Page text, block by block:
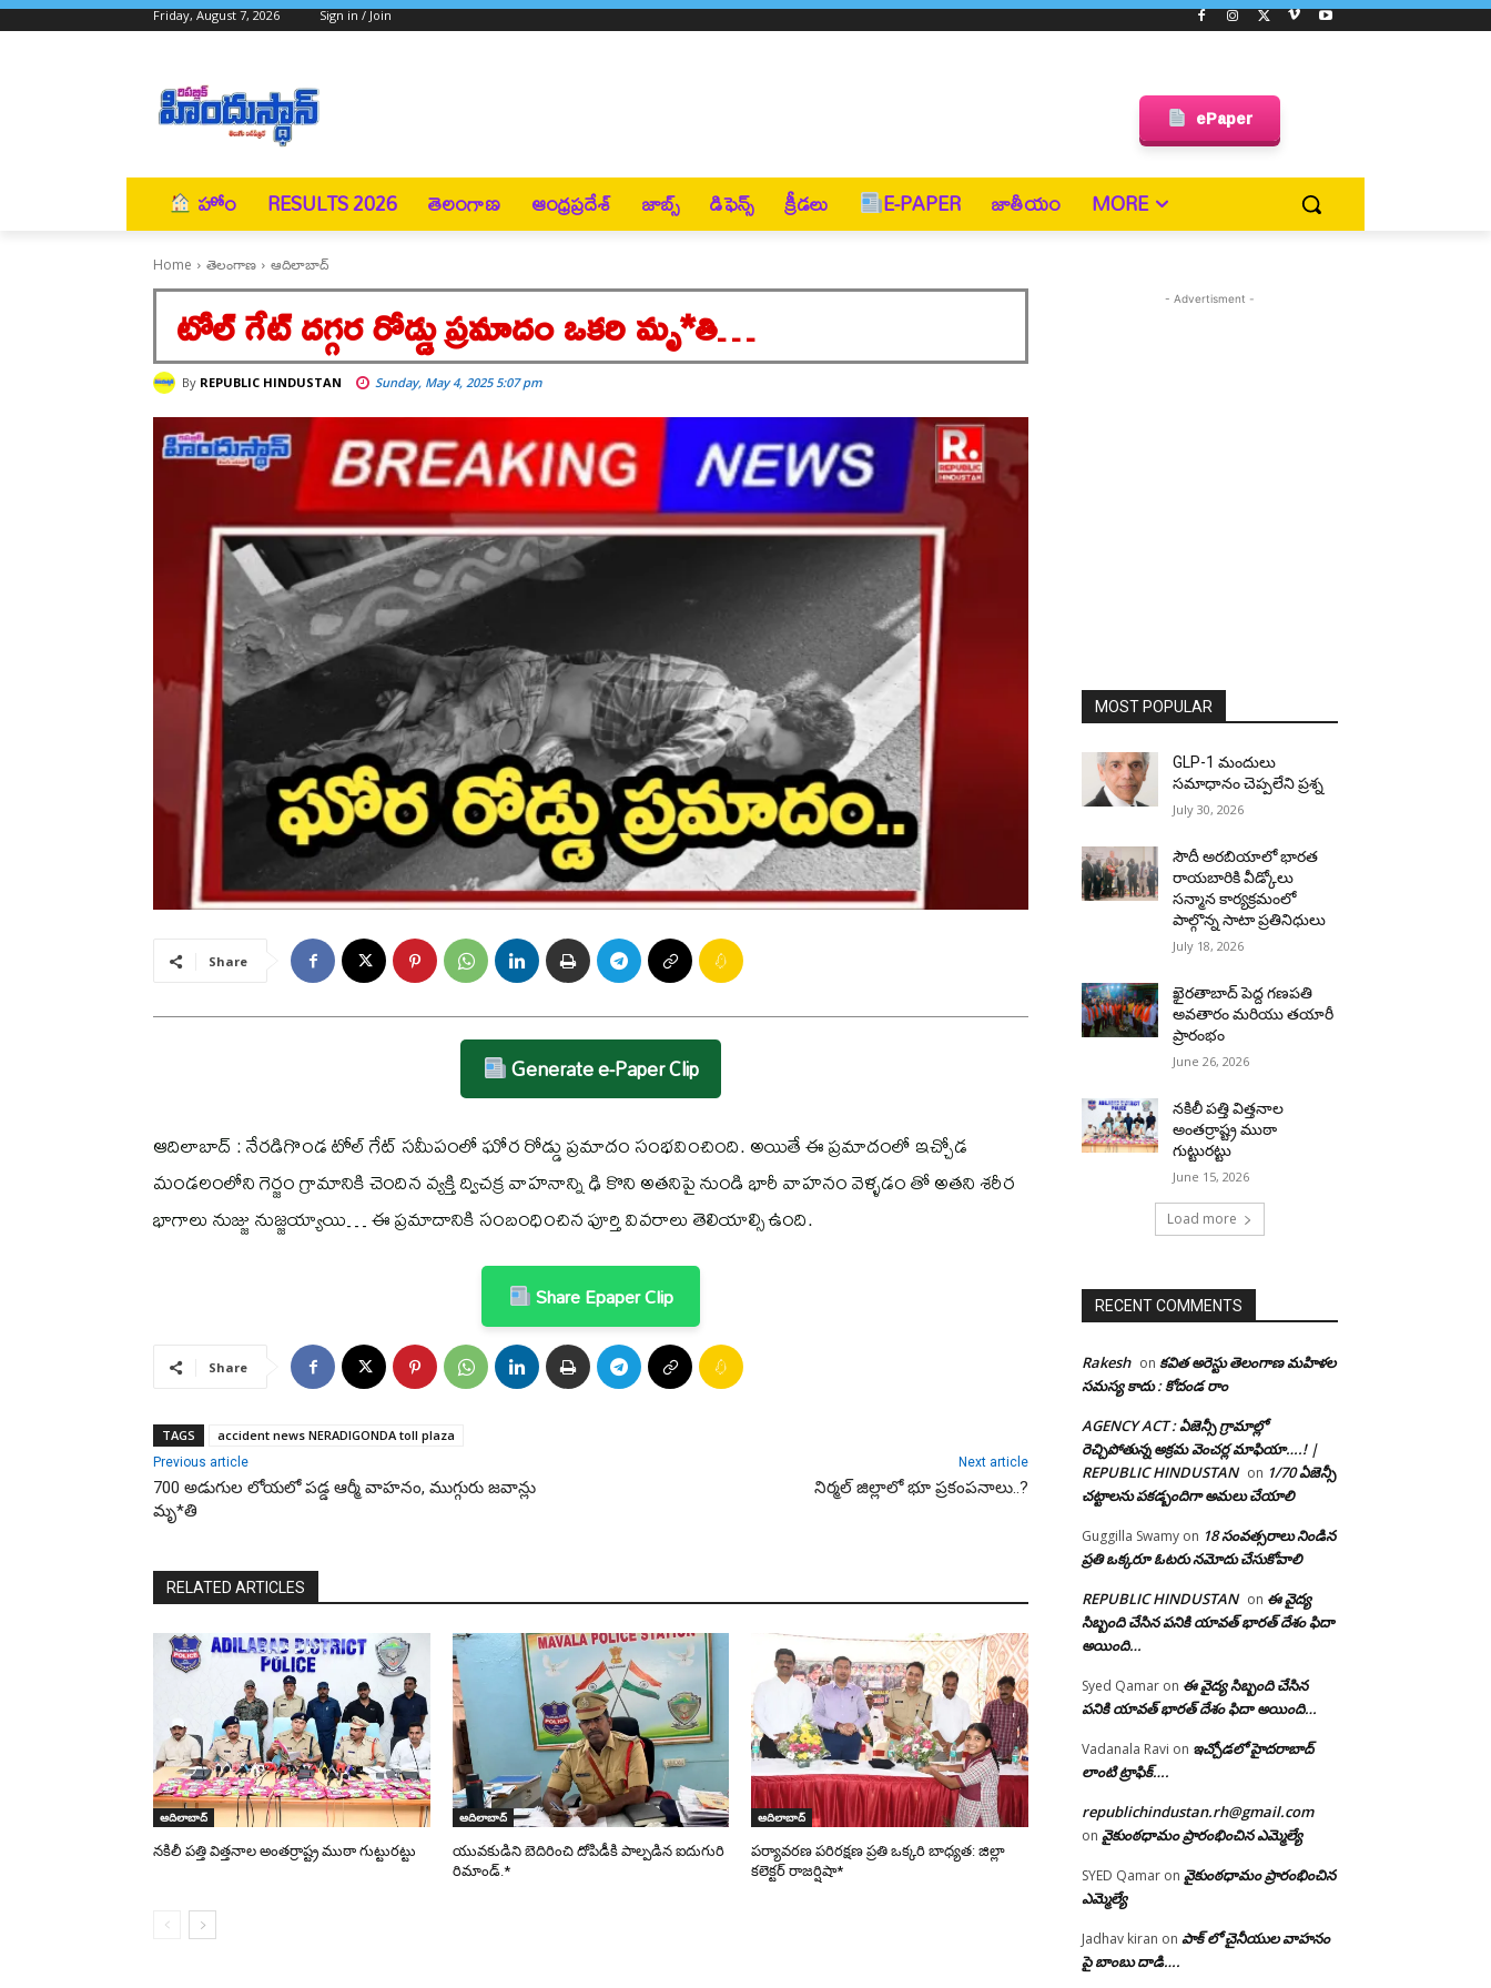
Friday, August 7, 2026 Sign in / Join
ePaper
హోం RESULTS 2026 తెలంగాణ ఆంధ్రప్రదేశ్ జాబ్స్ డిఫెన్స్ క్రీడలు E-PAPER జాతీయం MORE
Home తెలంగాణ ఆదిలాబాద్
టోల్ గేట్ దగ్గర రోడ్డు ప్రమాదం ఒకరి మృ*తి…
By REPUBLIC HINDUSTAN Sunday, May 4, 2025 5:07 pm
Share
Generate e-Paper Clip
ఆదిలాబాద్ : నేరడిగొండ టోల్ గేట్ సమీపంలో ఘోర రోడ్డు ప్రమాదం సంభవించింది. అయితే ఈ ప్రమాదంలో ఇచ్చోడ
మండలంలోని గెర్జం గ్రామానికి చెందిన వ్యక్తి ద్విచక్ర వాహనాన్ని ఢి కొని అతనిపై నుండి భారీ వాహనం వెళ్ళడం తో అతని శరీర
భాగాలు నుజ్జు నుజ్జయ్యాయి… ఈ ప్రమాదానికి సంబంధించిన పూర్తి వివరాలు తెలియాల్సి ఉంది.
Share Epaper Clip
Share
TAGS accident news NERADIGONDA toll plaza
Previous article
700 అడుగుల లోయలో పడ్డ ఆర్మీ వాహనం, ముగ్గురు జవాన్లు
మృ*తి
Next article
నిర్మల్ జిల్లాలో భూ ప్రకంపనాలు..?
RELATED ARTICLES
ఆదిలాబాద్
నకిలీ పత్తి విత్తనాల అంతర్రాష్ట్ర ముఠా గుట్టురట్టు
ఆదిలాబాద్
యువకుడిని బెదిరించి దోపిడీకి పాల్పడిన ఐదుగురి
రిమాండ్.*
ఆదిలాబాద్
పర్యావరణ పరిరక్షణ ప్రతి ఒక్కరి బాధ్యత: జిల్లా
కలెక్టర్ రాజర్షిషా*
- Advertisment -
MOST POPULAR
GLP-1 మందులు
సమాధానం చెప్పలేని ప్రశ్న
July 30, 2026
సౌదీ అరబియాలో భారత
రాయబారికి వీడ్కోలు
సన్మాన కార్యక్రమంలో
పాల్గొన్న సాటా ప్రతినిధులు
July 18, 2026
ఖైరతాబాద్ పెద్ద గణపతి
అవతారం మరియు తయారీ
ప్రారంభం
June 26, 2026
నకిలీ పత్తి విత్తనాల
అంతర్రాష్ట్ర ముఠా
గుట్టురట్టు
June 15, 2026
Load more
RECENT COMMENTS
Rakesh on కవిత అరెస్టు తెలంగాణ మహిళల
సమస్య కాదు : కోదండ రాం
AGENCY ACT : ఏజెన్సీ గ్రామాల్లో
రెచ్చిపోతున్న అక్రమ వెంచర్ల మాఫియా….! |
REPUBLIC HINDUSTAN on 1/70 ఏజెన్సీ
చట్టాలను పకడ్బందిగా అమలు చేయాలి
Guggilla Swamy on 18 సంవత్సరాలు నిండిన
ప్రతి ఒక్కరూ ఓటరు నమోదు చేసుకోవాలి
REPUBLIC HINDUSTAN on ఈ వైద్య
సిబ్బంది చేసిన పనికి యావత్ భారత్ దేశం ఫిదా
అయింది…
Syed Qamar on ఈ వైద్య సిబ్బంది చేసిన
పనికి యావత్ భారత్ దేశం ఫిదా అయింది…
Vadanala Ravi on ఇచ్చోడలో హైదరాబాద్
లాంటి ట్రాఫిక్….
republichindustan.rh@gmail.com
on వైకుంఠధామం ప్రారంభించిన ఎమ్మెల్యే
SYED Qamar on వైకుంఠధామం ప్రారంభించిన
ఎమ్మెల్యే
Jadhav kiran on పాక్ లో చైనీయుల వాహనం
పై బాంబు దాడి….